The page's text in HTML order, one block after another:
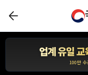
압도적인 합
*자사
업계 유일
100만